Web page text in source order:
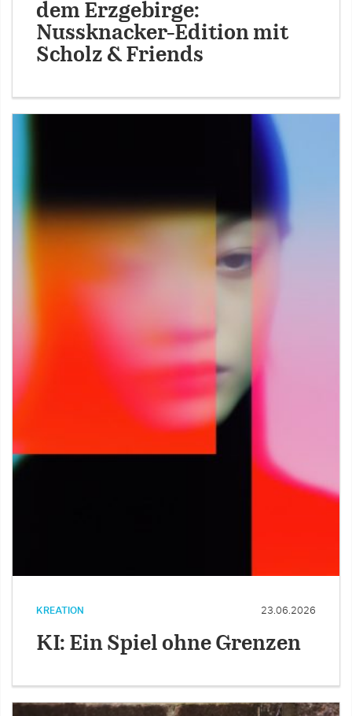
dem Erzgebirge:
Nussknacker-Edition mit
Scholz & Friends
KREATION 23.06.2026
KI: Ein Spiel ohne Grenzen